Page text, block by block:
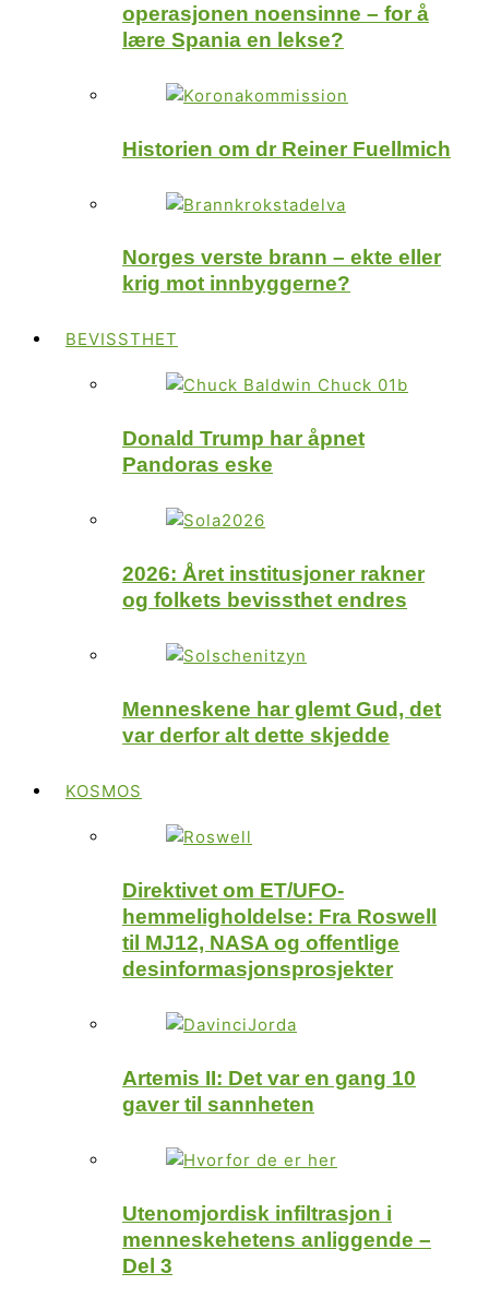
operasjonen noensinne – for å
lære Spania en lekse?
Historien om dr Reiner Fuellmich
Norges verste brann – ekte eller
krig mot innbyggerne?
BEVISSTHET
Donald Trump har åpnet
Pandoras eske
2026: Året institusjoner rakner
og folkets bevissthet endres
Menneskene har glemt Gud, det
var derfor alt dette skjedde
KOSMOS
Direktivet om ET/UFO-
hemmeligholdelse: Fra Roswell
til MJ12, NASA og offentlige
desinformasjonsprosjekter
Artemis II: Det var en gang 10
gaver til sannheten
Utenomjordisk infiltrasjon i
menneskehetens anliggende –
Del 3